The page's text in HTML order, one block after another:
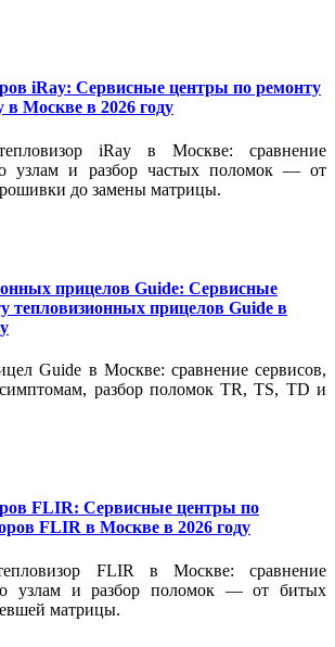
iRay: Сервисные центры по ремонту
в Москве в 2026 году
iRay в Москве: сравнение
узлам и разбор частых поломок — от
до замены матрицы.
прицелов Guide: Сервисные
тепловизионных прицелов Guide в
Guide в Москве: сравнение сервисов,
разбор поломок TR, TS, TD и
FLIR: Сервисные центры по
FLIR в Москве в 2026 году
FLIR в Москве: сравнение
узлам и разбор поломок — от битых
матрицы.